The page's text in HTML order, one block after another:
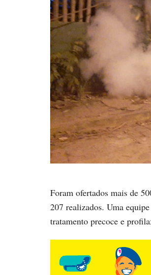
Foram ofertados mais de
207 realizados. Uma
tratamento precoce e